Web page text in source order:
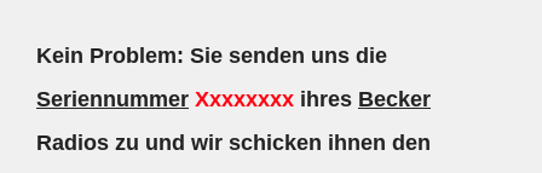
Kein Problem: Sie senden uns die
Seriennummer Xxxxxxxx ihres Becker
Radios zu und wir schicken ihnen den